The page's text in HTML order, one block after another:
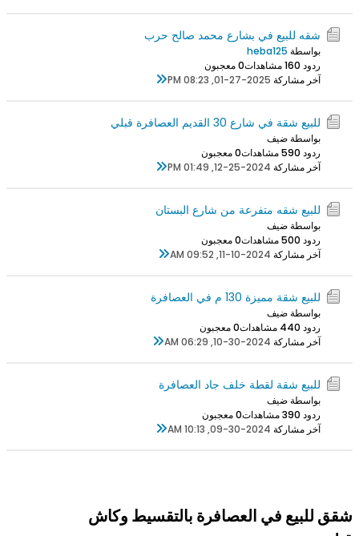
شقه للبيع في بشارع محمد صالح حرب
بواسطة heba125
ردود 0
16 مشاهدات
0 معجبون
آخر مشاركة 01-27-2025, 08:23 PM
للبيع شقة في شارع 30 القديم العصافرة قبلي
بواسطة ضيف
ردود 0
59 مشاهدات
0 معجبون
آخر مشاركة 12-25-2024, 01:49 PM
للبيع شقه متفرعة من شارع البستان
بواسطة ضيف
ردود 0
50 مشاهدات
0 معجبون
آخر مشاركة 11-10-2024, 09:52 AM
للبيع شقة مميزة 130 م في العصافرة
بواسطة ضيف
ردود 0
44 مشاهدات
0 معجبون
آخر مشاركة 10-30-2024, 06:29 AM
للبيع شقة لقطة خلف جاد العصافرة
بواسطة ضيف
ردود 0
39 مشاهدات
0 معجبون
آخر مشاركة 09-30-2024, 10:13 AM
شقق للبيع في العصافرة بالتقسيط وكاش